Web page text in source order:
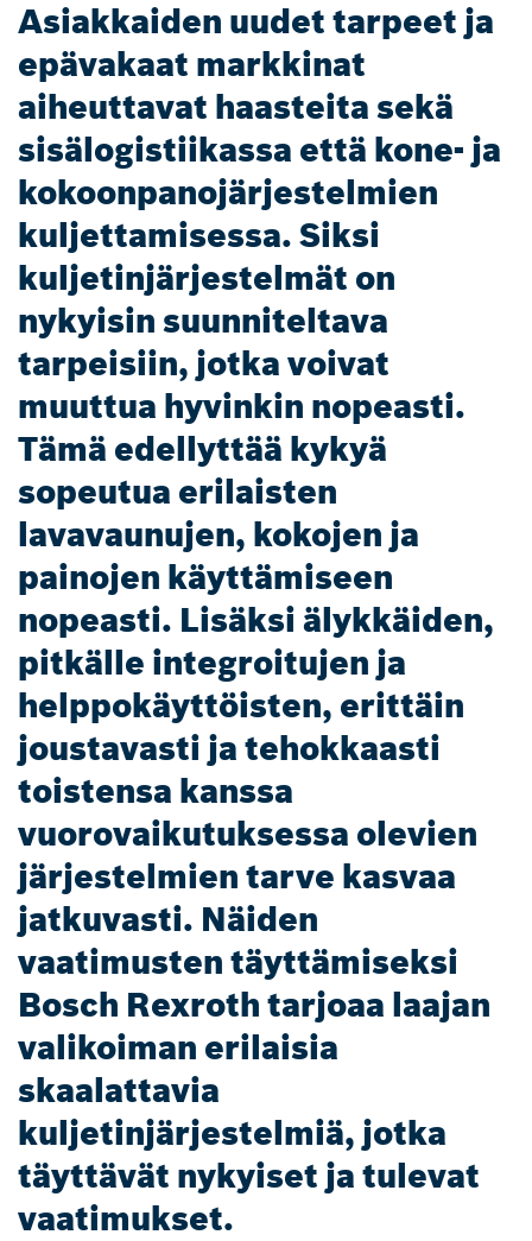
Asiakkaiden uudet tarpeet ja
epävakaat markkinat
aiheuttavat haasteita sekä
sisälogistiikassa että kone- ja
kokoonpanojärjestelmien
kuljettamisessa. Siksi
kuljetinjärjestelmät on
nykyisin suunniteltava
tarpeisiin, jotka voivat
muuttua hyvinkin nopeasti.
Tämä edellyttää kykyä
sopeutua erilaisten
lavavaunujen, kokojen ja
painojen käyttämiseen
nopeasti. Lisäksi älykkäiden,
pitkälle integroitujen ja
helppokäyttöisten, erittäin
joustavasti ja tehokkaasti
toistensa kanssa
vuorovaikutuksessa olevien
järjestelmien tarve kasvaa
jatkuvasti. Näiden
vaatimusten täyttämiseksi
Bosch Rexroth tarjoaa laajan
valikoiman erilaisia
skaalattavia
kuljetinjärjestelmiä, jotka
täyttävät nykyiset ja tulevat
vaatimukset.